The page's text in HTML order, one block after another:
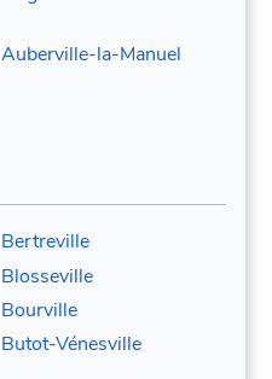
Auberville-la-Manuel
Bertreville
Blosseville
Bourville
Butot-Vénesville